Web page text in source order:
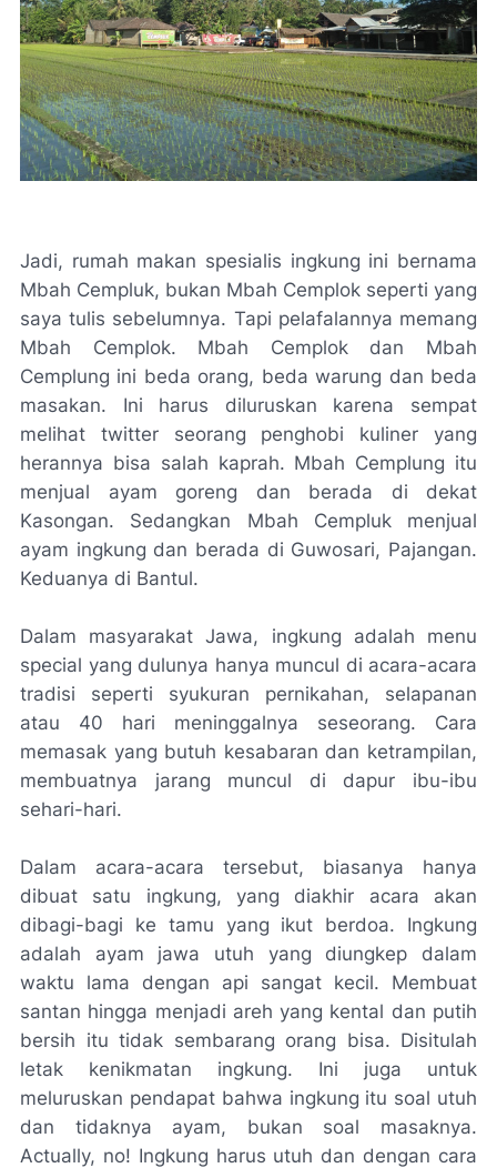
Jadi, rumah makan spesialis ingkung ini bernama
Mbah Cempluk, bukan Mbah Cemplok seperti yang
saya tulis sebelumnya. Tapi pelafalannya memang
Mbah Cemplok. Mbah Cemplok dan Mbah
Cemplung ini beda orang, beda warung dan beda
masakan. Ini harus diluruskan karena sempat
melihat twitter seorang penghobi kuliner yang
herannya bisa salah kaprah. Mbah Cemplung itu
menjual ayam goreng dan berada di dekat
Kasongan. Sedangkan Mbah Cempluk menjual
ayam ingkung dan berada di Guwosari, Pajangan.
Keduanya di Bantul.
Dalam masyarakat Jawa, ingkung adalah menu
special yang dulunya hanya muncul di acara-acara
tradisi seperti syukuran pernikahan, selapanan
atau 40 hari meninggalnya seseorang. Cara
memasak yang butuh kesabaran dan ketrampilan,
membuatnya jarang muncul di dapur ibu-ibu
sehari-hari.
Dalam acara-acara tersebut, biasanya hanya
dibuat satu ingkung, yang diakhir acara akan
dibagi-bagi ke tamu yang ikut berdoa. Ingkung
adalah ayam jawa utuh yang diungkep dalam
waktu lama dengan api sangat kecil. Membuat
santan hingga menjadi areh yang kental dan putih
bersih itu tidak sembarang orang bisa. Disitulah
letak kenikmatan ingkung. Ini juga untuk
meluruskan pendapat bahwa ingkung itu soal utuh
dan tidaknya ayam, bukan soal masaknya.
Actually, no! Ingkung harus utuh dan dengan cara